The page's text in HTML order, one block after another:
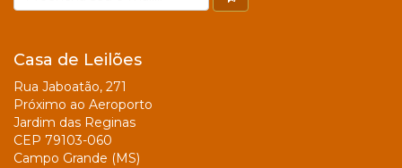
Casa de Leilões
Rua Jaboatão, 271
Próximo ao Aeroporto
Jardim das Reginas
CEP 79103-060
Campo Grande (MS)